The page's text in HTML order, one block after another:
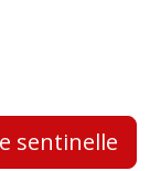
sentinelle